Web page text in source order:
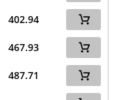
402.94
467.93
487.71